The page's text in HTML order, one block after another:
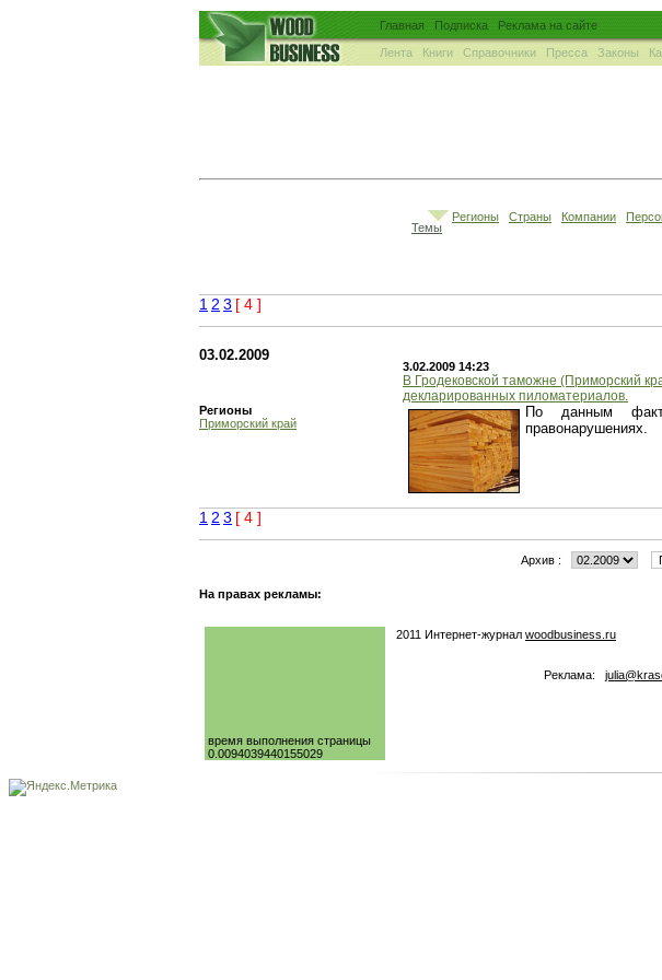
Главная Подписка Реклама на сайте
Лента Книги Справочники Пресса Законы
Темы
Регионы Страны Компании
1 2 3 [ 4 ]
03.02.2009
Регионы
Приморский край
3.02.2009 14:23
В Гродековской таможне (Приморский
декларированных пиломатериалов.
По данным
правонарушениях.
1 2 3 [ 4 ]
Архив :
На правах рекламы:
время выполнения страницы
0.0094039440155029
2011 Интернет-журнал woodbusiness.ru
Реклама: